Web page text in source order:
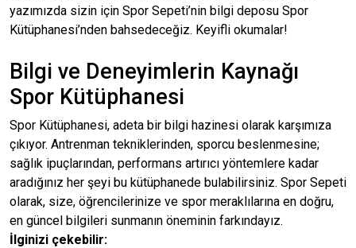
yazımızda sizin için Spor Sepeti’nin bilgi deposu Spor
Kütüphanesi’nden bahsedeceğiz. Keyifli okumalar!
Bilgi ve Deneyimlerin Kaynağı
Spor Kütüphanesi
Spor Kütüphanesi, adeta bir bilgi hazinesi olarak karşımıza
çıkıyor. Antrenman tekniklerinden, sporcu beslenmesine;
sağlık ipuçlarından, performans artırıcı yöntemlere kadar
aradığınız her şeyi bu kütüphanede bulabilirsiniz. Spor Sepeti
olarak, size, öğrencilerinize ve spor meraklılarına en doğru,
en güncel bilgileri sunmanın öneminin farkındayız.
İlginizi çekebilir: